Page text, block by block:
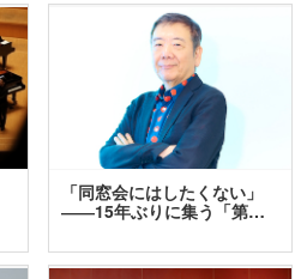
「同窓会にはしたくない」
――15年ぶりに集う「第…